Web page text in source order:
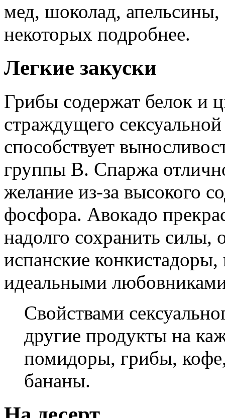
мед, шоколад,
некоторых подробнее.
Легкие закуски
Грибы содержат белок и
страждущего
способствует
группы B. Спаржа
желание из-за высокого
фосфора. Авокадо
надолго сохранить силы,
испанские
идеальными
Свойствами
другие продукты на
помидоры, грибы,
бананы.